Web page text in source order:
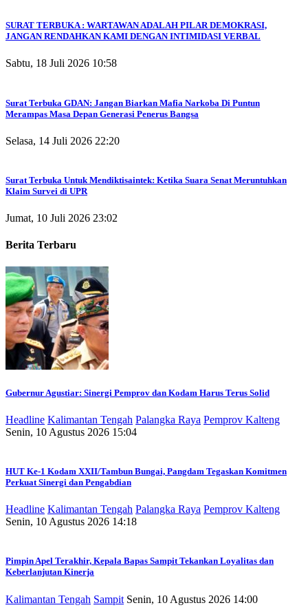
SURAT TERBUKA : WARTAWAN ADALAH PILAR DEMOKRASI,
JANGAN RENDAHKAN KAMI DENGAN INTIMIDASI VERBAL
Sabtu, 18 Juli 2026 10:58
Surat Terbuka GDAN: Jangan Biarkan Mafia Narkoba Di Puntun
Merampas Masa Depan Generasi Penerus Bangsa
Selasa, 14 Juli 2026 22:20
Surat Terbuka Untuk Mendiktisaintek: Ketika Suara Senat Meruntuhkan
Klaim Survei di UPR
Jumat, 10 Juli 2026 23:02
Berita Terbaru
Gubernur Agustiar: Sinergi Pemprov dan Kodam Harus Terus Solid
Headline Kalimantan Tengah Palangka Raya Pemprov Kalteng
Senin, 10 Agustus 2026 15:04
HUT Ke-1 Kodam XXII/Tambun Bungai, Pangdam Tegaskan Komitmen
Perkuat Sinergi dan Pengabdian
Headline Kalimantan Tengah Palangka Raya Pemprov Kalteng
Senin, 10 Agustus 2026 14:18
Pimpin Apel Terakhir, Kepala Bapas Sampit Tekankan Loyalitas dan
Keberlanjutan Kinerja
Kalimantan Tengah Sampit Senin, 10 Agustus 2026 14:00